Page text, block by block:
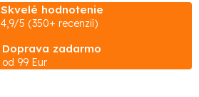
l
d
Skvelé hodnotenie
4,9/5 (350+ recenzií)
Doprava zadarmo
od 99 Eur